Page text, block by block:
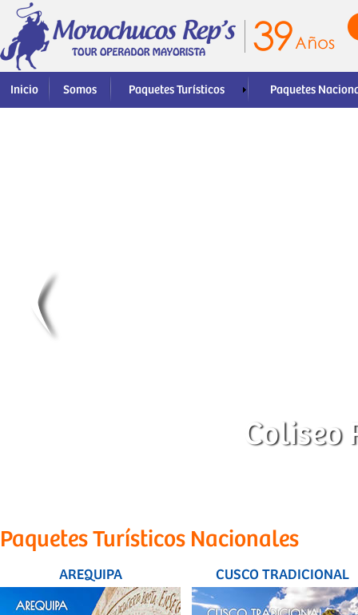
Inicio Somos Paquetes Turísticos Paquetes
Coliseo
Paquetes Turísticos Nacionales
AREQUIPA CUSCO TRADICIONAL